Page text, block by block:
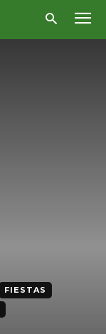
FIESTAS